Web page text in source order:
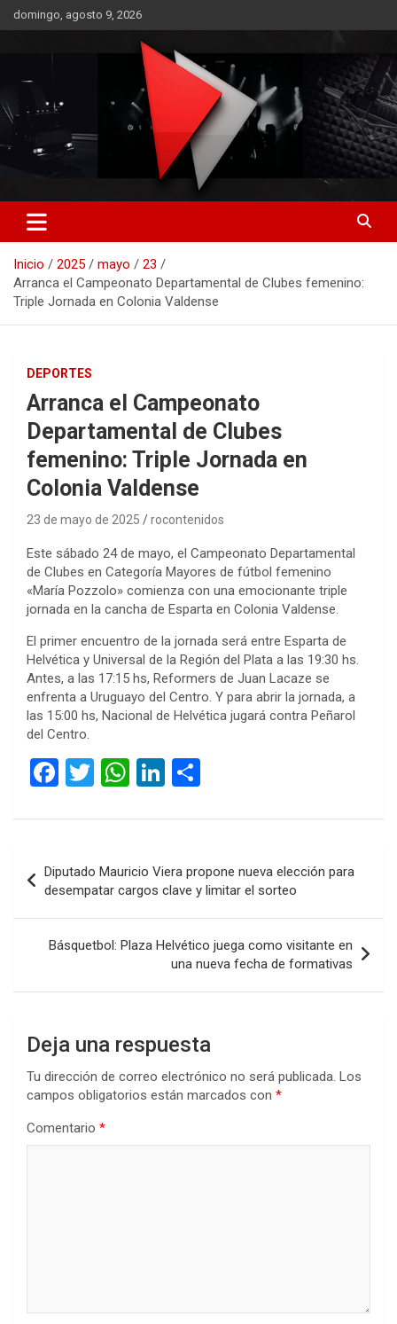
Saltar
al
domingo, agosto 9, 2026
RO CONTENIDOS
Inicio 2025 mayo
23
Arranca el Campeonato Departamental de Clubes femenino:
Triple Jornada en Colonia Valdense
DEPORTES
Arranca el Campeonato
Departamental de Clubes
femenino: Triple Jornada en
Colonia Valdense
23 de mayo de 2025 rocontenidos
Este sábado 24 de mayo, el Campeonato Departamental
de Clubes en Categoría Mayores de fútbol femenino
«María Pozzolo» comienza con una emocionante triple
jornada en la cancha de Esparta en Colonia Valdense.
El primer encuentro de la jornada será entre Esparta de
Helvética y Universal de la Región del Plata a las 19:30 hs.
Antes, a las 17:15 hs, Reformers de Juan Lacaze se
enfrenta a Uruguayo del Centro. Y para abrir la jornada, a
las 15:00 hs, Nacional de Helvética jugará contra Peñarol
del Centro.
F
ce
o
o
k
T
tt
W
at
A
p
p
Li
ke
n
m
ar
tir
de
entradas
Diputado Mauricio Viera propone nueva elección para
desempatar cargos clave y limitar el sorteo
Básquetbol: Plaza Helvético juega como visitante en
una nueva fecha de formativas
Deja una respuesta
Tu dirección de correo electrónico no será publicada. Los
campos obligatorios están marcados con *
Comentario *